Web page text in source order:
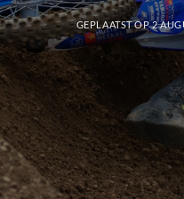
GEPLAATST OP2